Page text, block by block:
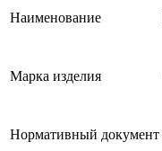
Наименование
Марка изделия
Нормативный документ